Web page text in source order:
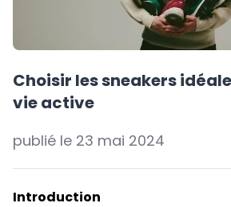
Choisir les sneakers
vie active
publié le 23 mai 2024
Introduction